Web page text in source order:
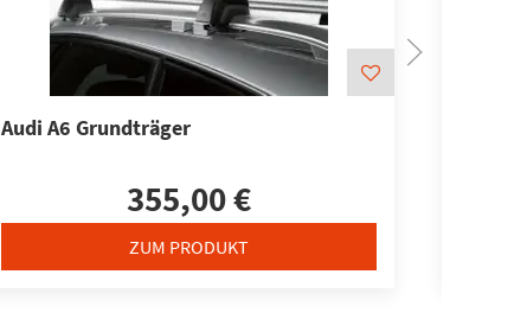
Audi A6 Grundträger
355,00 €
ZUM PRODUKT